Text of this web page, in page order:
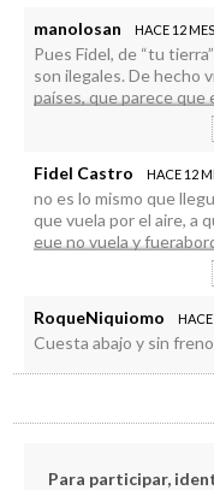
manolosan HACE 12
Pues Fidel, de “tu
son ilegales. De hecho
países, que parece
trabajadores y actuan
paro, pero cobrándolo
Fidel Castro HACE 12
no es lo mismo que
que vuela por el aire, a
eue no vuela y
RoqueNiquiomo HACE
Cuesta abajo y sin
Para participar,